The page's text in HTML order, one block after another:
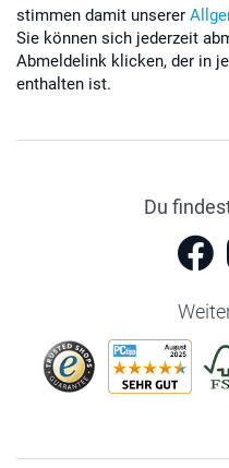
stimmen damit unserer
Sie können sich jederzeit
Abmeldelink klicken, der in
enthalten ist.
Du